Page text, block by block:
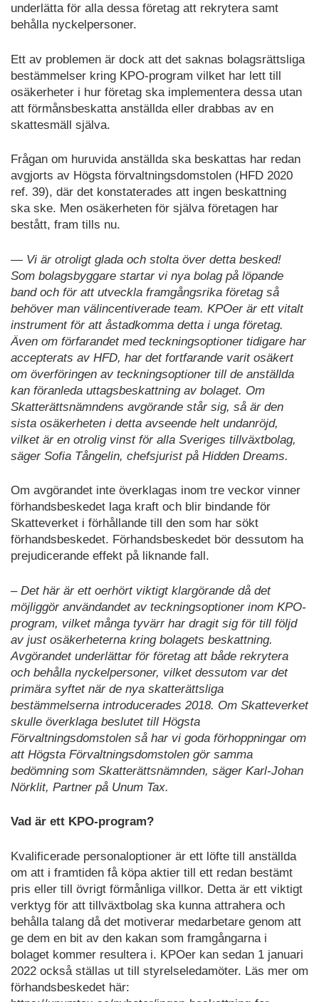
underlätta för alla dessa företag att rekrytera samt
behålla nyckelpersoner.
Ett av problemen är dock att det saknas bolagsrättsliga
bestämmelser kring KPO-program vilket har lett till
osäkerheter i hur företag ska implementera dessa utan
att förmånsbeskatta anställda eller drabbas av en
skattesmäll själva.
Frågan om huruvida anställda ska beskattas har redan
avgjorts av Högsta förvaltningsdomstolen (HFD 2020
ref. 39), där det konstaterades att ingen beskattning
ska ske. Men osäkerheten för själva företagen har
bestått, fram tills nu.
— Vi är otroligt glada och stolta över detta besked!
Som bolagsbyggare startar vi nya bolag på löpande
band och för att utveckla framgångsrika företag så
behöver man välincentiverade team. KPOer är ett vitalt
instrument för att åstadkomma detta i unga företag.
Även om förfarandet med teckningsoptioner tidigare har
accepterats av HFD, har det fortfarande varit osäkert
om överföringen av teckningsoptioner till de anställda
kan föranleda uttagsbeskattning av bolaget. Om
Skatterättsnämndens avgörande står sig, så är den
sista osäkerheten i detta avseende helt undanröjd,
vilket är en otrolig vinst för alla Sveriges tillväxtbolag,
säger Sofia Tångelin, chefsjurist på Hidden Dreams.
Om avgörandet inte överklagas inom tre veckor vinner
förhandsbeskedet laga kraft och blir bindande för
Skatteverket i förhållande till den som har sökt
förhandsbeskedet. Förhandsbeskedet bör dessutom ha
prejudicerande effekt på liknande fall.
– Det här är ett oerhört viktigt klargörande då det
möjliggör användandet av teckningsoptioner inom KPO-
program, vilket många tyvärr har dragit sig för till följd
av just osäkerheterna kring bolagets beskattning.
Avgörandet underlättar för företag att både rekrytera
och behålla nyckelpersoner, vilket dessutom var det
primära syftet när de nya skatterättsliga
bestämmelserna introducerades 2018. Om Skatteverket
skulle överklaga beslutet till Högsta
Förvaltningsdomstolen så har vi goda förhoppningar om
att Högsta Förvaltningsdomstolen gör samma
bedömning som Skatterättsnämnden, säger Karl-Johan
Nörklit, Partner på Unum Tax.
Vad är ett KPO-program?
Kvalificerade personaloptioner är ett löfte till anställda
om att i framtiden få köpa aktier till ett redan bestämt
pris eller till övrigt förmånliga villkor. Detta är ett viktigt
verktyg för att tillväxtbolag ska kunna attrahera och
behålla talang då det motiverar medarbetare genom att
ge dem en bit av den kakan som framgångarna i
bolaget kommer resultera i. KPOer kan sedan 1 januari
2022 också ställas ut till styrelseledamöter. Läs mer om
förhandsbeskedet här: